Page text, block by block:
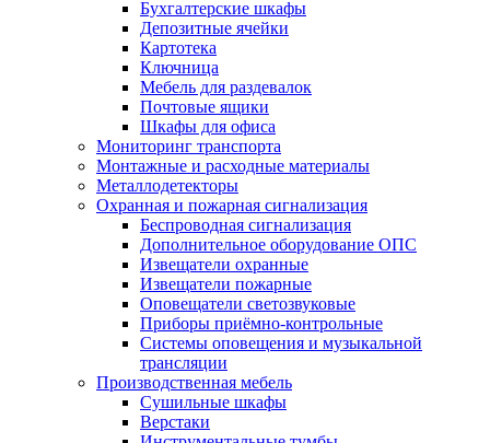
Бухгалтерские шкафы
Депозитные ячейки
Картотека
Ключница
Мебель для раздевалок
Почтовые ящики
Шкафы для офиса
Мониторинг транспорта
Монтажные и расходные материалы
Металлодетекторы
Охранная и пожарная сигнализация
Беспроводная сигнализация
Дополнительное оборудование ОПС
Извещатели охранные
Извещатели пожарные
Оповещатели светозвуковые
Приборы приёмно-контрольные
Системы оповещения и музыкальной
трансляции
Производственная мебель
Cушильные шкафы
Верстаки